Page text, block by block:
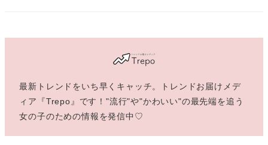
最新トレンドをいち早くキャッチ。トレンドお届けメデ
ィア『Trepo』です！"流行"や"かわいい"の最先端を追う
女の子のための情報を発信中♡